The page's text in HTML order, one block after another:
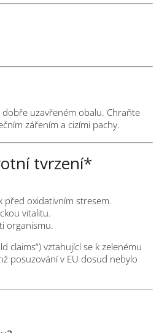
uzavřeném obalu. Chraňte
zářením a cizími pachy.
tvrzení*
před oxidativním stresem.
vitalitu.
organismu.
claims“) vztahující se k zelenému
posuzování v EU dosud nebylo